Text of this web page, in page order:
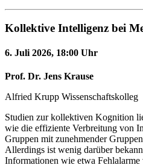
Kollektive Intelligenz bei
6. Juli 2026, 18:00 Uhr
Prof. Dr. Jens Krause
Alfried Krupp Wissenschaftskolleg
Studien zur kollektiven Kognition
wie die effiziente Verbreitung von
Gruppen mit zunehmender
Allerdings ist wenig darüber
Informationen wie etwa Fehlalarme